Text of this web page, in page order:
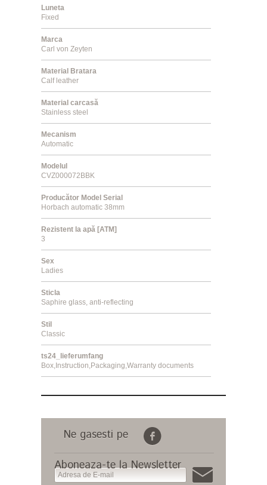
Luneta
Fixed
Marca
Carl von Zeyten
Material Bratara
Calf leather
Material carcasă
Stainless steel
Mecanism
Automatic
Modelul
CVZ000072BBK
Producător Model Serial
Horbach automatic 38mm
Rezistent la apă [ATM]
3
Sex
Ladies
Sticla
Saphire glass, anti-reflecting
Stil
Classic
ts24_lieferumfang
Box,Instruction,Packaging,Warranty documents
Ne gasesti pe
Aboneaza-te la Newsletter